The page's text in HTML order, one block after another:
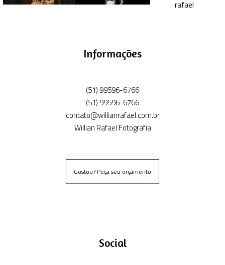
Informações
(51) 99596-6766
(51) 99596-6766
contato@willianrafael.com.br
Willian Rafael Fotografia
Gostou? Peça seu orçamento
Social